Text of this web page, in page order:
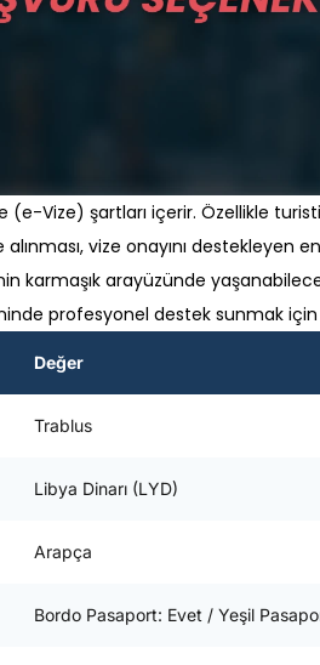
(e-Vize) şartları içerir. Özellikle
vize onayını destekleyen
karmaşık arayüzünde
profesyonel destek sunmak için
Değer
Trablus
Libya Dinarı (LYD)
Arapça
Bordo Pasaport: Evet / Yeşil